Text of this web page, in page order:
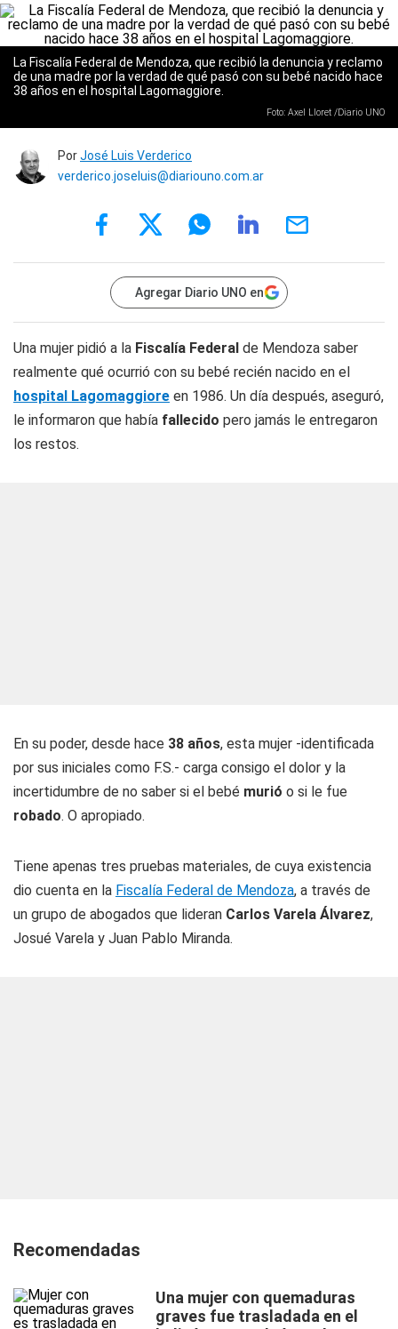
La Fiscalía Federal de Mendoza, que recibió la denuncia y reclamo
de una madre por la verdad de qué pasó con su bebé nacido hace
38 años en el hospital Lagomaggiore.
Foto: Axel Lloret /Diario UNO
PorJosé Luis Verderico
verderico.joseluis@diariouno.com.ar
Agregar Diario UNO en
Una mujer pidió a la Fiscalía Federal de Mendoza saber
realmente qué ocurrió con su bebé recién nacido en el
hospital Lagomaggiore en 1986. Un día después, aseguró,
le informaron que había fallecido pero jamás le entregaron
los restos.
En su poder, desde hace 38 años, esta mujer -identificada
por sus iniciales como F.S.- carga consigo el dolor y la
incertidumbre de no saber si el bebé murió o si le fue
robado. O apropiado.
Tiene apenas tres pruebas materiales, de cuya existencia
dio cuenta en la Fiscalía Federal de Mendoza, a través de
un grupo de abogados que lideran Carlos Varela Álvarez,
Josué Varela y Juan Pablo Miranda.
Recomendadas
Una mujer con quemaduras
graves fue trasladada en el